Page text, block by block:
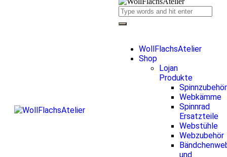
WollFlachsAtelier
Shop
Lojan
Produkte
Spinnzubehör
Webkämme
Spinnrad
Ersatzteile
Webstühle
Webzubehör
und